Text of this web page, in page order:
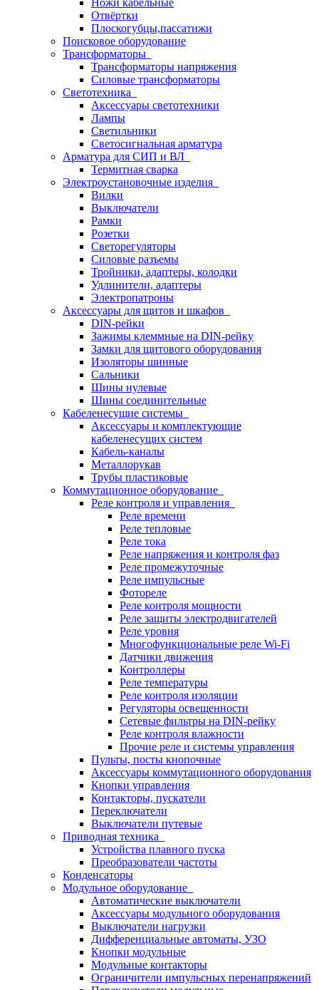
Ножи кабельные
Отвёртки
Плоскогубцы,пассатижи
Поисковое оборудование
Трансформаторы
Трансформаторы напряжения
Силовые трансформаторы
Светотехника
Аксессуары светотехники
Лампы
Светильники
Светосигнальная арматура
Арматура для СИП и ВЛ
Термитная сварка
Электроустановочные изделия
Вилки
Выключатели
Рамки
Розетки
Светорегуляторы
Силовые разъемы
Тройники, адаптеры, колодки
Удлинители, адаптеры
Электропатроны
Аксессуары для щитов и шкафов
DIN-рейки
Зажимы клеммные на DIN-рейку
Замки для щитового оборудования
Изоляторы шинные
Сальники
Шины нулевые
Шины соединительные
Кабеленесущие системы
Аксессуары и комплектующие
кабеленесущих систем
Кабель-каналы
Металлорукав
Трубы пластиковые
Коммутационное оборудование
Реле контроля и управления
Реле времени
Реле тепловые
Реле тока
Реле напряжения и контроля фаз
Реле промежуточные
Реле импульсные
Фотореле
Реле контроля мощности
Реле защиты электродвигателей
Реле уровня
Многофункциональные реле Wi-Fi
Датчики движения
Контроллеры
Реле температуры
Реле контроля изоляции
Регуляторы освещенности
Сетевые фильтры на DIN-рейку
Реле контроля влажности
Прочие реле и системы управления
Пульты, посты кнопочные
Аксессуары коммутационного оборудования
Кнопки управления
Контакторы, пускатели
Переключатели
Выключатели путевые
Приводная техника
Устройства плавного пуска
Преобразователи частоты
Конденсаторы
Модульное оборудование
Автоматические выключатели
Аксессуары модульного оборудования
Выключатели нагрузки
Дифференциальные автоматы, УЗО
Кнопки модульные
Модульные контакторы
Ограничители импульсных перенапряжений